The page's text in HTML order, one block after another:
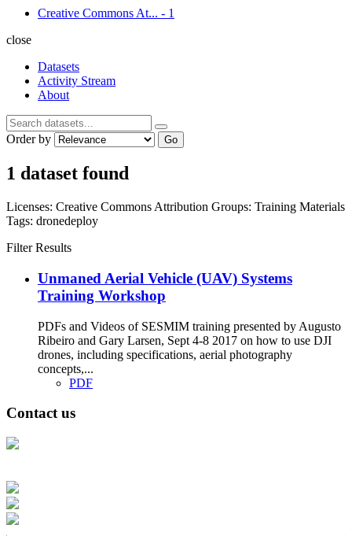
Creative Commons At... - 1
close
Datasets
Activity Stream
About
Order by Go
1 dataset found
Licenses: Creative Commons Attribution Groups: Training Materials
Tags: dronedeploy
Filter Results
Unmaned Aerial Vehicle (UAV) Systems
Training Workshop
PDFs and Videos of SESMIM training presented by Augusto
Ribeiro and Gary Larsen, Sept 4-8 2017 on how to use DJI
drones, including specifications, aerial photography
concepts,...
PDF
Contact us